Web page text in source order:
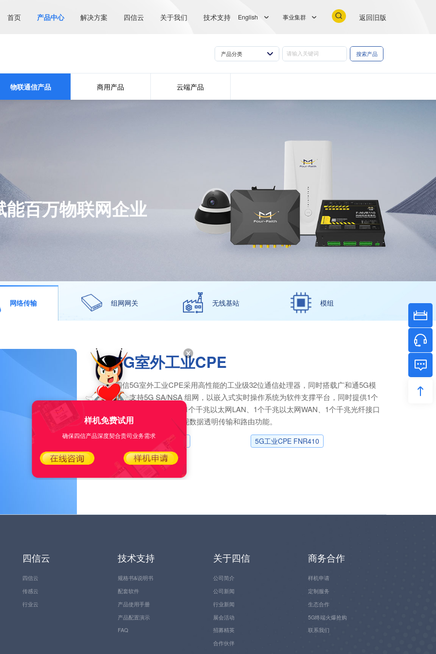
首页 产品中心 解决方案 四信云 关于我们 技术支持 English 事业集群 返回旧版
物联通信产品 商用产品 云端产品
百万物联网企业
网络传输 组网网关 无线基站 模组
5G室外工业CPE
四信5G室外工业CPE采用高性能的工业级32位通信处理器，同时搭载广和通5G模
组，支持5G SA/NSA 组网，以嵌入式实时操作系统为软件支撑平台，同时提供1个
RS232和1个RS485、1个千兆以太网LAN、1个千兆以太网WAN、1个千兆光纤接口
及支持WiFi 功能，实现数据透明传输和路由功能。
5G工业CPE F-NR200 5G工业CPE FNR410
四信云
四信云
传感云
行业云
技术支持
规格书&说明书
配套软件
产品使用手册
产品配置演示
FAQ
关于四信
公司简介
公司新闻
行业新闻
展会活动
招募精英
合作伙伴
商务合作
样机申请
定制服务
生态合作
5G终端火爆抢购
联系我们
样机免费试用
确保四信产品深度契合贵司业务需求